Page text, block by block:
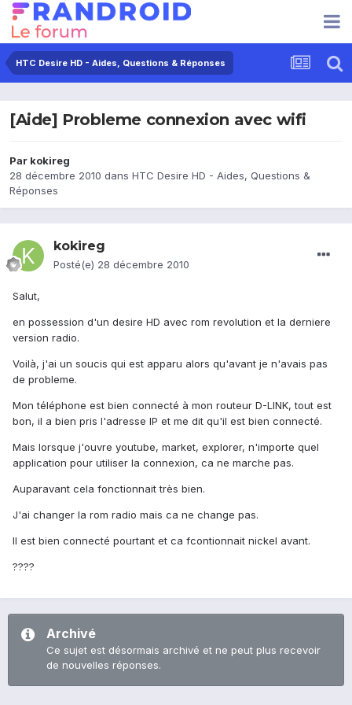
HTC Desire HD - Aides, Questions & Réponses
[Aide] Probleme connexion avec wifi
Par kokireg
28 décembre 2010 dans HTC Desire HD - Aides, Questions &
Réponses
kokireg
Posté(e) 28 décembre 2010
Salut,
en possession d'un desire HD avec rom revolution et la derniere
version radio.
Voilà, j'ai un soucis qui est apparu alors qu'avant je n'avais pas
de probleme.
Mon téléphone est bien connecté à mon routeur D-LINK, tout est
bon, il a bien pris l'adresse IP et me dit qu'il est bien connecté.
Mais lorsque j'ouvre youtube, market, explorer, n'importe quel
application pour utiliser la connexion, ca ne marche pas.
Auparavant cela fonctionnait très bien.
J'ai changer la rom radio mais ca ne change pas.
Il est bien connecté pourtant et ca fcontionnait nickel avant.
????
Archivé
Ce sujet est désormais archivé et ne peut plus recevoir
de nouvelles réponses.